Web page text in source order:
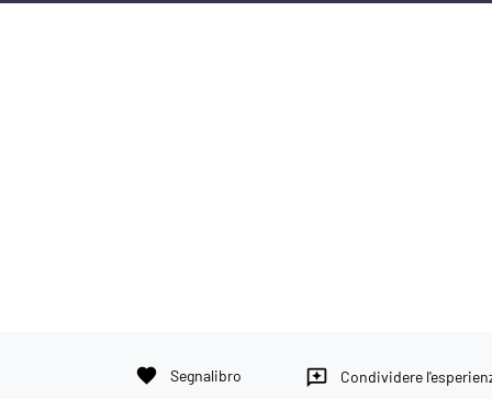
favorite Segnalibro reviews Condividere